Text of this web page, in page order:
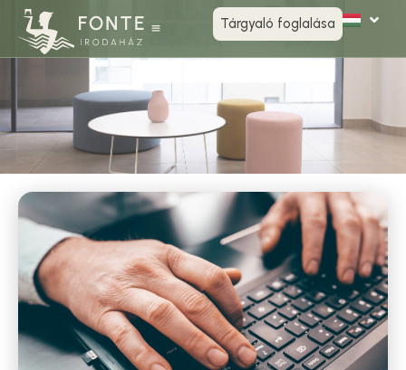
Tárgyaló foglalása
Blog